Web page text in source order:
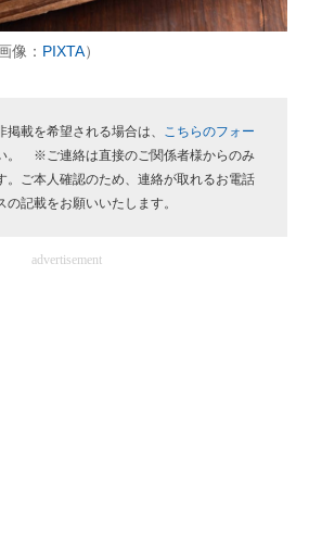
サイト
サイト
像： PIXTA）
掲載を希望される場合は、 こちらのフォー
。 ※ご連絡は直接のご関係者様からのみ
。ご本人確認のため、連絡が取れるお電話
記載をお願いいたします。
advertisement